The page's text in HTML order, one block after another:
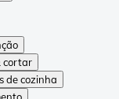
cortar
de cozinha